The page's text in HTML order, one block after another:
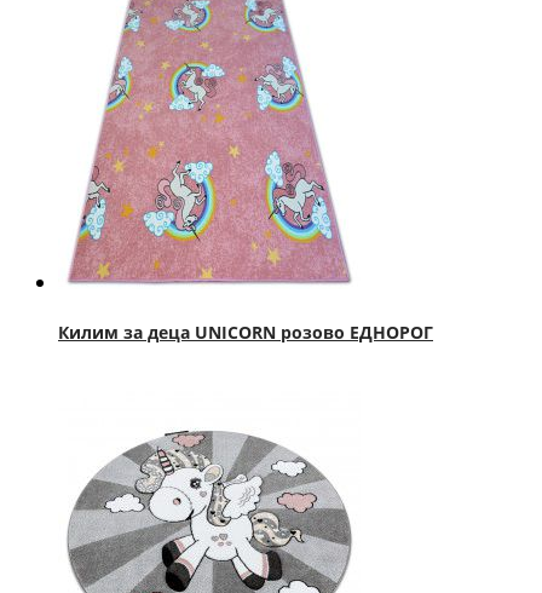
Килим за деца UNICORN розово ЕДНОРОГ